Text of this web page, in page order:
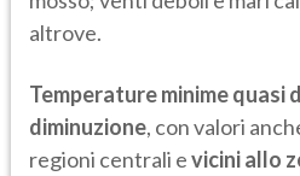
altrove.
Temperature minime quasi
diminuzione, con valori
regioni centrali evicini allo